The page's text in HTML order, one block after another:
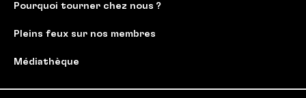
Pourquoi tourner chez nous ?
Pleins feux sur nos membres
Médiathèque